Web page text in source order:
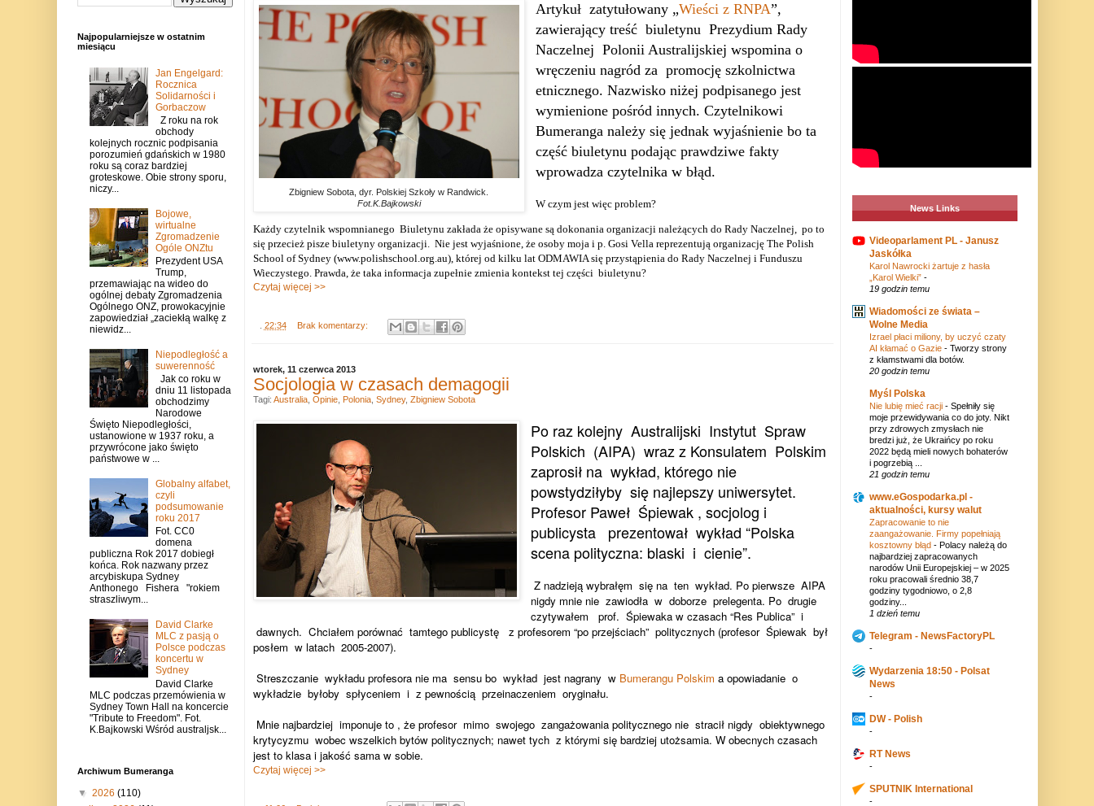
Zbigniew Sobota, dyr. Polskiej Szkoły w Randwick.
Fot.K.Bajkowski
Artykuł zatytułowany „Wieści z RNPA”,
zawierający treść biuletynu Prezydium Rady
Naczelnej Polonii Australijskiej wspomina o
wręczeniu nagród za promocję szkolnictwa
etnicznego. Nazwisko niżej podpisanego jest
wymienione pośród innych. Czytelnikowi
Bumeranga należy się jednak wyjaśnienie bo ta
część biuletynu podając prawdziwe fakty
wprowadza czytelnika w błąd.
W czym jest więc problem?
Każdy czytelnik wspomnianego Biuletynu zakłada że opisywane są dokonania organizacji należących do Rady Naczelnej, po to
się przecież pisze biuletyny organizacji. Nie jest wyjaśnione, że osoby moja i p. Gosi Vella reprezentują organizację The Polish
School of Sydney (www.polishschool.org.au), której od kilku lat ODMAWIA się przystąpienia do Rady Naczelnej i Funduszu
Wieczystego. Prawda, że taka informacja zupełnie zmienia kontekst tej części biuletynu?
Czytaj więcej >>
22:34 Brak komentarzy:
wtorek, 11 czerwca 2013
Socjologia w czasach demagogii
Po raz kolejny Australijski Instytut Spraw
Polskich (AIPA) wraz z Konsulatem Polskim
zaprosił na wykład, którego nie
powstydziłyby się najlepszy uniwersytet.
Profesor Paweł Śpiewak , socjolog i
publicysta
prezentował wykład “Polska
scena polityczna: blaski i cienie”.
Z nadzieją wybrałęm się na ten wykład. Po pierwsze AIPA
nigdy mnie nie zawiodła w doborze prelegenta. Po drugie
czytywałem
prof. Śpiewaka w czasach “Res Publica” i
dawnych. Chciałem porównać tamtego publicystę z profesorem “po przejściach” politycznych (profesor Śpiewak był
posłem w latach 2005-2007).
Streszczanie wykładu profesora nie ma sensu bo wykład jest nagrany w Bumerangu Polskim a opowiadanie o
wykładzie byłoby spłyceniem i z pewnością przeinaczeniem oryginału.
Mnie najbardziej imponuje to , że profesor mimo swojego zangażowania politycznego nie stracił nigdy obiektywnego
krytycyzmu wobec wszelkich bytów politycznych; nawet tych z którymi się bardziej utożsamia. W obecnych czasach
jest to klasa i jakość sama w sobie.
Czytaj więcej >>
Tagi: Australia, Opinie, Polonia, Sydney, Zbigniew Sobota
Najpopularniejsze w ostatnim
miesiącu
Jan Engelgard:
Rocznica
Solidarności i
Gorbaczow
Z roku na rok
obchody
kolejnych rocznic podpisania
porozumień gdańskich w 1980
roku są coraz bardziej
groteskowe. Obie strony sporu,
niczy...
Bojowe,
wirtualne
Zgromadzenie
Ogóle ONZtu
Prezydent USA
Trump,
przemawiając na wideo do
ogólnej debaty Zgromadzenia
Ogólnego ONZ, prowokacyjnie
zapowiedział „zaciekłą walkę z
niewidz...
Niepodległość a
suwerenność
Jak co roku w
dniu 11 listopada
obchodzimy
Narodowe
Święto Niepodległości,
ustanowione w 1937 roku, a
przywrócone jako święto
państwowe w ...
Globalny alfabet,
czyli
podsumowanie
roku 2017
Fot. CC0
domena
publiczna Rok 2017 dobiegł
końca. Rok nazwany przez
arcybiskupa Sydney
Anthonego Fishera "rokiem
straszliwym...
David Clarke
MLC z pasją o
Polsce podczas
koncertu w
Sydney
David Clarke
MLC podczas przemówienia w
Sydney Town Hall na koncercie
"Tribute to Freedom". Fot.
K.Bajkowski Wśród australjsk...
Archiwum Bumeranga
▼ 2026 (110)
News Links
Videoparlament PL - Janusz
Jaskółka
Karol Nawrocki żartuje z hasła
„Karol Wielki” -
19 godzin temu
Wiadomości ze świata –
Wolne Media
Izrael płaci miliony, by uczyć czaty
AI kłamać o Gazie - Tworzy strony
z kłamstwami dla botów.
20 godzin temu
Myśl Polska
Nie lubię mieć racji - Spełniły się
moje przewidywania co do joty. Nikt
przy zdrowych zmysłach nie
bredzi już, że Ukraińcy po roku
2022 będą mieli nowych bohaterów
i pogrzebią ...
21 godzin temu
www.eGospodarka.pl -
aktualności, kursy walut
Zapracowanie to nie
zaangażowanie. Firmy popełniają
kosztowny błąd - Polacy należą do
najbardziej zapracowanych
narodów Unii Europejskiej – w 2025
roku pracowali średnio 38,7
godziny tygodniowo, o 2,8
godziny...
1 dzień temu
Telegram - NewsFactoryPL
-
Wydarzenia 18:50 - Polsat
News
-
DW - Polish
-
RT News
-
SPUTNIK International
-